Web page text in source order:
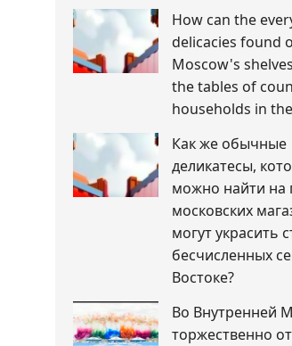
How can the
delicacies found
Moscow's
the tables of
households in
Как же обычные
деликатесы,
можно найти на
московских
могут украсить
бесчисленных
Востоке?
Во Внутренней
торжественно